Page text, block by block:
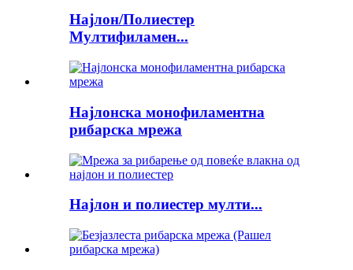
Најлон/Полиестер
Мултифиламен...
Најлонска монофиламентна
рибарска мрежа
Најлон и полиестер мулти...